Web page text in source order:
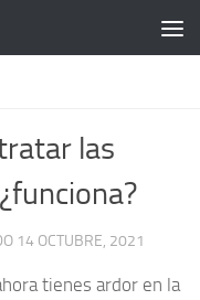
las
14 OCTUBRE, 2021
tienes ardor en la